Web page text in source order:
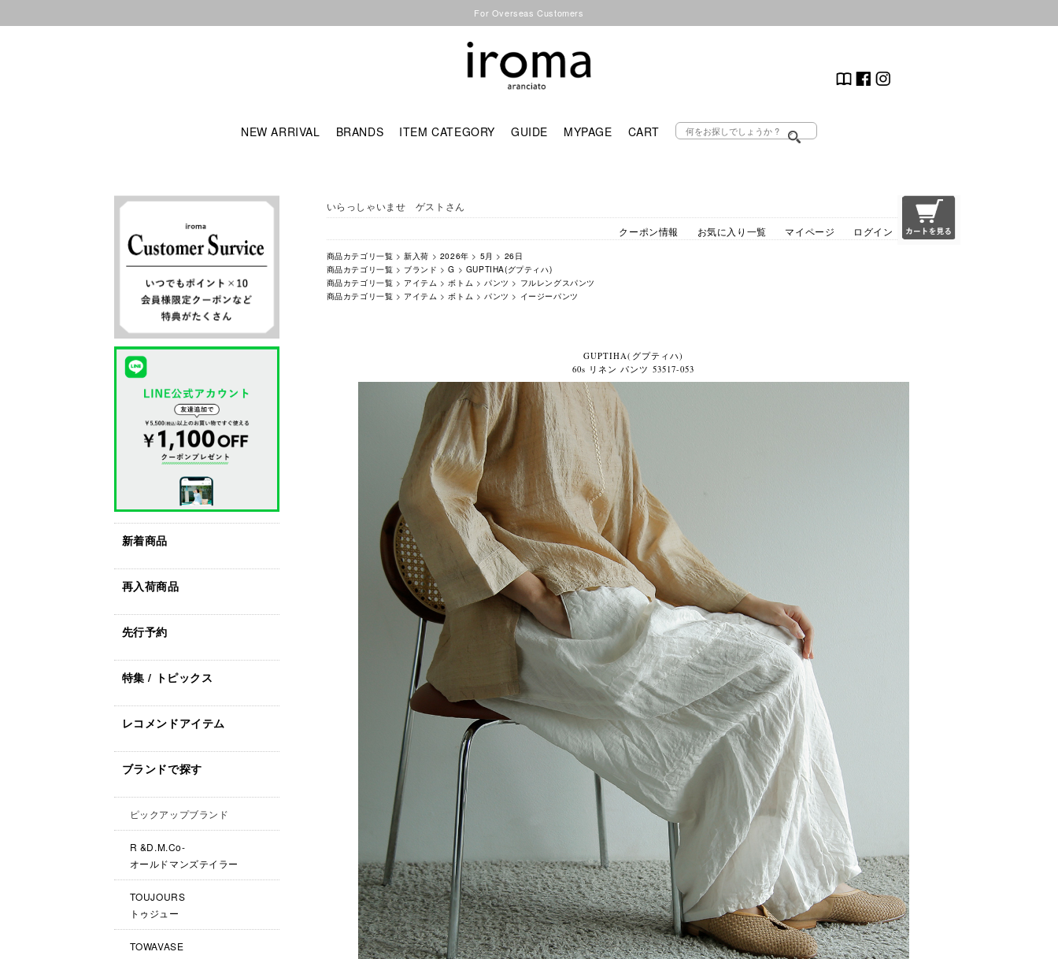
For Overseas Customers
NEW ARRIVAL BRANDS ITEM CATEGORY GUIDE MYPAGE CART
新着商品
再入荷商品
先行予約
特集 / トピックス
レコメンドアイテム
ブランドで探す
ピックアップブランド
R &D.M.Co-
オールドマンズテイラー
TOUJOURS
トゥジュー
TOWAVASE
いらっしゃいませ ゲストさん
クーポン情報
お気に入り一覧 マイページ ログイン
商品カテゴリ一覧 >新入荷 > 2026年 > 5月 > 26日
商品カテゴリ一覧 > ブランド >G > GUPTIHA(グプティハ)
商品カテゴリ一覧 > アイテム >ボトム > パンツ > フルレングスパンツ
商品カテゴリ一覧 > アイテム >ボトム > パンツ > イージーパンツ
GUPTIHA(グプティハ)
60s リネン パンツ 53517-053